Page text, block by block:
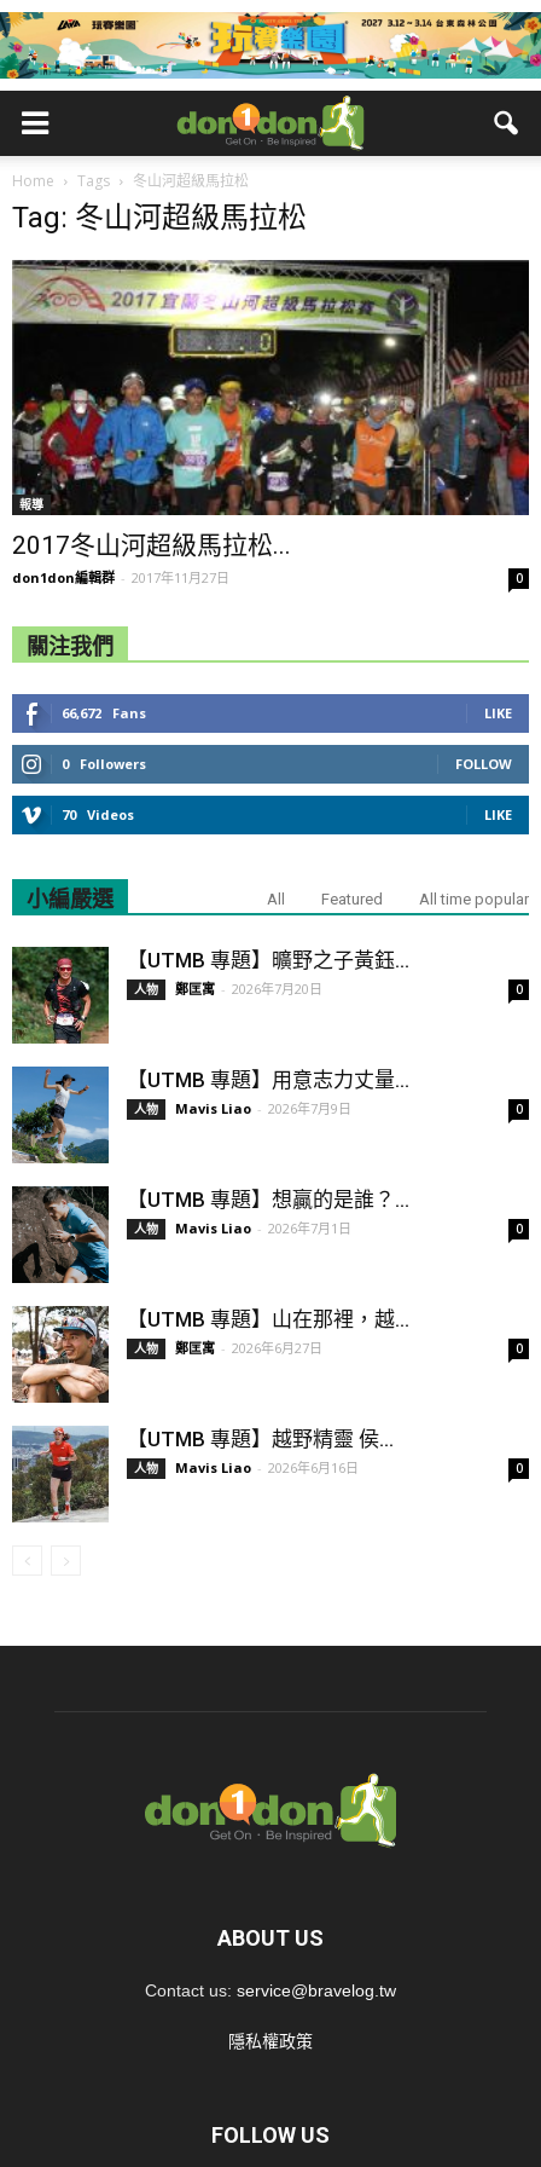
Home Tags 冬山河超級馬拉松
Tag: 冬山河超級馬拉松
報導
2017冬山河超級馬拉松...
don1don編輯群 - 2017年11月27日 0
關注我們
66,672 Fans LIKE
0 Followers FOLLOW
70 Videos LIKE
小編嚴選 All Featured All time popular
【UTMB 專題】曠野之子黃鈺...
人物 鄭匡寓 - 2026年7月20日 0
【UTMB 專題】用意志力丈量...
人物 Mavis Liao - 2026年7月9日 0
【UTMB 專題】想贏的是誰？...
人物 Mavis Liao - 2026年7月1日 0
【UTMB 專題】山在那裡，越...
人物 鄭匡寓 - 2026年6月27日 0
【UTMB 專題】越野精靈 侯...
人物 Mavis Liao - 2026年6月16日 0
ABOUT US
Contact us: service@bravelog.tw
隱私權政策
FOLLOW US